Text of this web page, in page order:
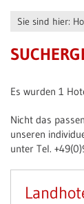
Sie sind hier:
Es wurden 1
Nicht das
unseren
unter Tel.